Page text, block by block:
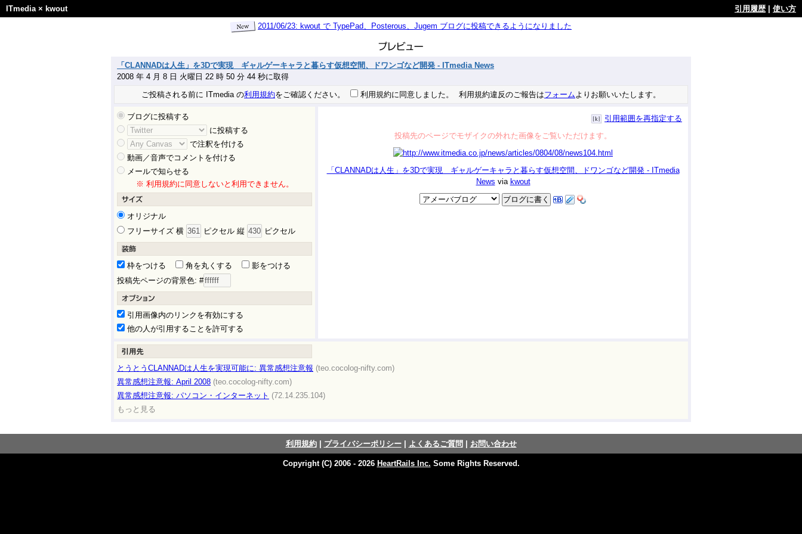
ITmedia× kwout 引用履歴
使い方
2011/06/23: kwout で TypePad、Posterous、Jugem ブログに投稿できるようになりました
「CLANNADは人生」を3Dで実現 ギャルゲーキャラと暮らす仮想空間、ドワンゴなど開発 - ITmedia News
2008 年 4 月 8 日 火曜日 22 時 50 分 44 秒に取得
ご投稿される前に ITmedia の利用規約をご確認ください。 利用規約に同意しました。 利用規約違反のご報告はフォーム よりお願いいたします。
ブログに投稿する
に投稿する
で注釈を付ける
動画／音声でコメントを付ける
メールで知らせる
※ 利用規約に同意しないと利用できません。
オリジナル
フリーサイズ 横
ピクセル 縦 ピクセル
枠をつける 角を丸くする
影をつける
投稿先ページの背景色: #
引用画像内のリンクを有効にする
他の人が引用することを許可する
引用範囲を再指定する
投稿先のページでモザイクの外れた画像をご覧いただけます。
「CLANNADは人生」を3Dで実現 ギャルゲーキャラと暮らす仮想空間、ドワンゴなど開発 - ITmedia
News via kwout
とうとうCLANNADは人生を実現可能に: 異常感想注意報 (teo.cocolog-nifty.com)
異常感想注意報: April 2008 (teo.cocolog-nifty.com)
異常感想注意報: パソコン・インターネット (72.14.235.104)
もっと見る
利用規約| プライバシーポリシー| よくあるご質問 | お問い合わせ
Copyright (C) 2006 - 2026 HeartRails Inc. Some Rights Reserved.